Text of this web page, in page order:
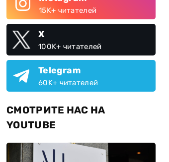
15K+ читателей
X
100K+ читателей
Telegram
60K+ читателей
СМОТРИТЕ НАС НА
YOUTUBE